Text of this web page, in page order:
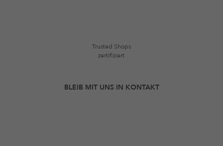
Trusted Shops
zertifiziert
BLEIB MIT UNS IN KONTAKT